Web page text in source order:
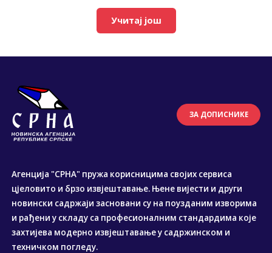
Учитај још
ЗА ДОПИСНИКЕ
Агенција "СРНА" пружа корисницима својих сервиса
цјеловито и брзо извјештавање. Њене вијести и други
новински садржаји засновани су на поузданим изворима
и рађени у складу са професионалним стандардима које
захтијева модерно извјештавање у садржинском и
техничком погледу.